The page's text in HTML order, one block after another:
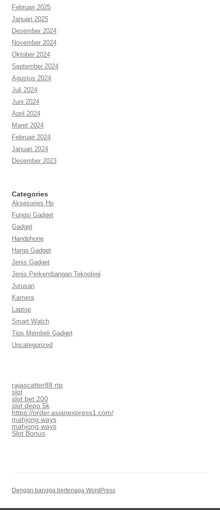
Februari 2025
Januari 2025
Desember 2024
November 2024
Oktober 2024
September 2024
Agustus 2024
Juli 2024
Juni 2024
April 2024
Maret 2024
Februari 2024
Januari 2024
Desember 2023
Categories
Aksesories Hp
Fungsi Gadget
Gadget
Handphone
Harga Gadget
Jenis Gadget
Jenis Perkembangan Teknologi
Jurusan
Kamera
Laptop
Smart Watch
Tips Membeli Gadget
Uncategorized
rajascatter88 rtp
slot
slot bet 200
slot depo 5k
https://order.asianexpress1.com/
mahjong ways
mahjong ways
Slot Bonus
Dengan bangga bertenaga WordPress